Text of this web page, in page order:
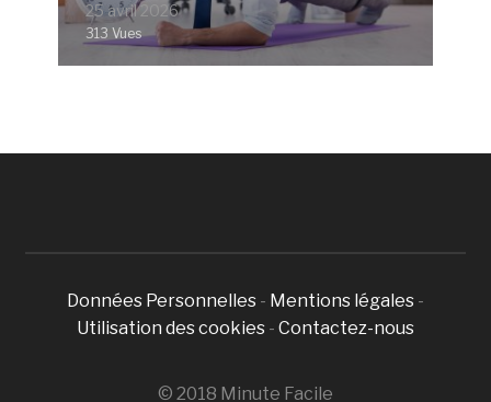
25 avril 2026
313 Vues
Données Personnelles - Mentions légales -
Utilisation des cookies - Contactez-nous
© 2018 Minute Facile